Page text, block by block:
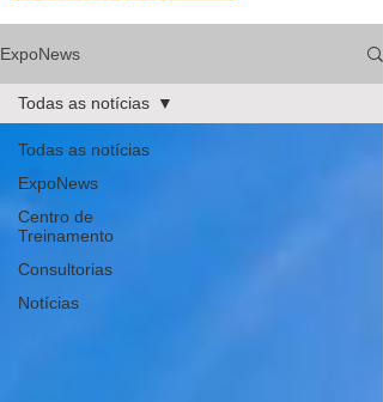
ExpoNews
Todas as notícias
ExpoNews
Centro de
Treinamento
Consultorias
Notícias
Todas as notícias